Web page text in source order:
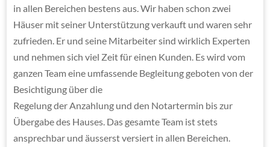
in allen Bereichen bestens aus. Wir haben schon zwei
Häuser mit seiner Unterstützung verkauft und waren sehr
zufrieden. Er und seine Mitarbeiter sind wirklich Experten
und nehmen sich viel Zeit für einen Kunden. Es wird vom
ganzen Team eine umfassende Begleitung geboten von der
Besichtigung über die
Regelung der Anzahlung und den Notartermin bis zur
Übergabe des Hauses. Das gesamte Team ist stets
ansprechbar und äusserst versiert in allen Bereichen.